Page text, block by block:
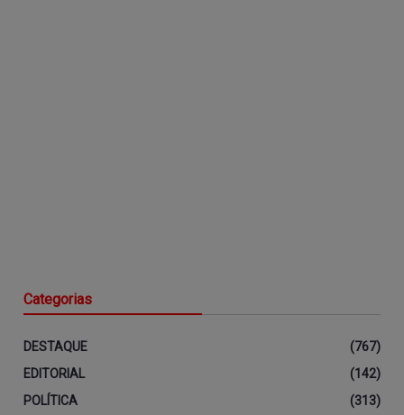
Categorias
DESTAQUE
(767)
EDITORIAL
(142)
POLÍTICA
(313)